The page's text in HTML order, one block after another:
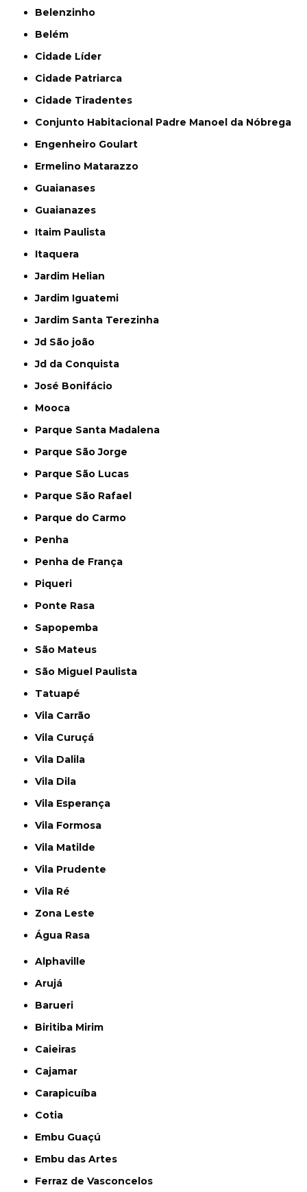
Belenzinho
Belém
Cidade Líder
Cidade Patriarca
Cidade Tiradentes
Conjunto Habitacional Padre Manoel da Nóbrega
Engenheiro Goulart
Ermelino Matarazzo
Guaianases
Guaianazes
Itaim Paulista
Itaquera
Jardim Helian
Jardim Iguatemi
Jardim Santa Terezinha
Jd São joão
Jd da Conquista
José Bonifácio
Mooca
Parque Santa Madalena
Parque São Jorge
Parque São Lucas
Parque São Rafael
Parque do Carmo
Penha
Penha de França
Piqueri
Ponte Rasa
Sapopemba
São Mateus
São Miguel Paulista
Tatuapé
Vila Carrão
Vila Curuçá
Vila Dalila
Vila Dila
Vila Esperança
Vila Formosa
Vila Matilde
Vila Prudente
Vila Ré
Zona Leste
Água Rasa
Alphaville
Arujá
Barueri
Biritiba Mirim
Caieiras
Cajamar
Carapicuíba
Cotia
Embu Guaçú
Embu das Artes
Ferraz de Vasconcelos